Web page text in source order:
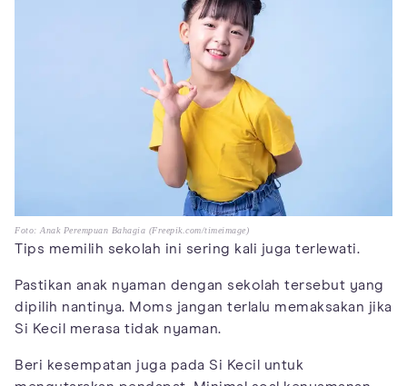
Foto: Anak Perempuan Bahagia (Freepik.com/timeimage)
Tips memilih sekolah ini sering kali juga terlewati.
Pastikan anak nyaman dengan sekolah tersebut yang
dipilih nantinya. Moms jangan terlalu memaksakan jika
Si Kecil merasa tidak nyaman.
Beri kesempatan juga pada Si Kecil untuk